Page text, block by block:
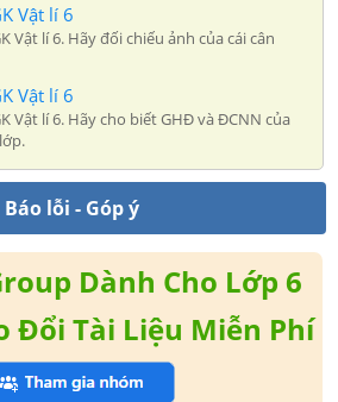
Vật lí 6
Vật lí 6. Hãy đối chiếu ảnh của cái cân
Vật lí 6
Vật lí 6. Hãy cho biết GHĐ và ĐCNN của
Báo lỗi - Góp ý
Dành Cho Lớp 6
Đổi Tài Liệu Miễn Phí